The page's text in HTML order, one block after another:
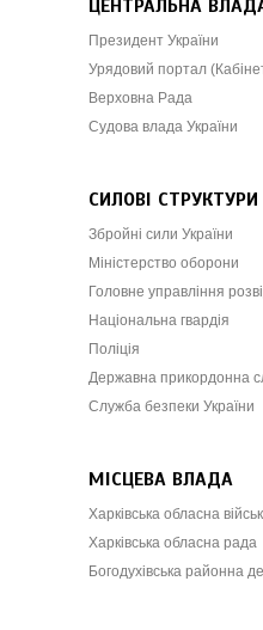
ЦЕНТРАЛЬНА
Президент України
Урядовий портал
Верховна Рада
Судова влада України
СИЛОВІ СТРУКТУРИ
Збройні сили України
Міністерство оборони
Головне управління
Національна гвардія
Поліція
Державна прикордонна
Служба безпеки України
МІСЦЕВА ВЛАДА
Харківська обласна
Харківська обласна рада
Богодухівська районна